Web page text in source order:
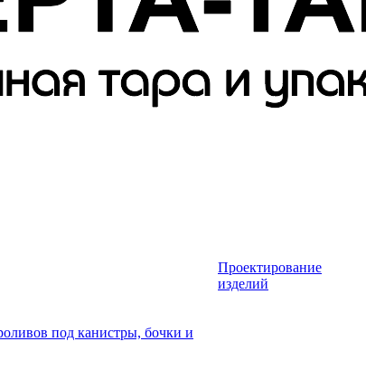
под канистры, бочки и
Проектирование
изделий